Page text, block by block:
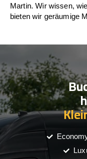
Martin. Wir wissen,
bieten wir geräumige